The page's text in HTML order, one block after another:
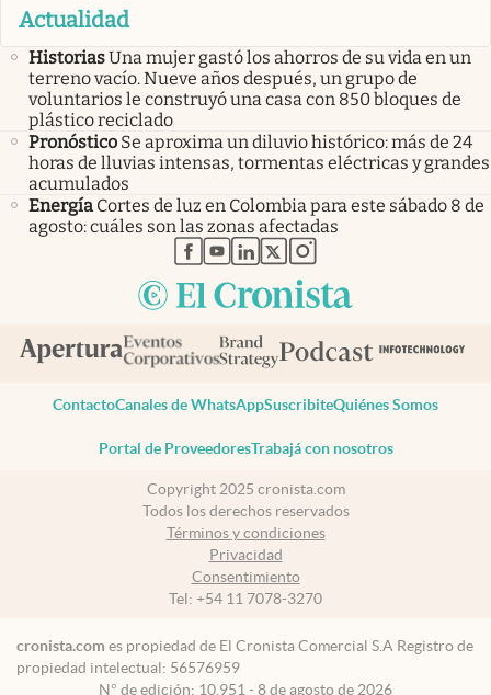
Actualidad
HistoriasUna mujer gastó los ahorros de su vida en un
terreno vacío. Nueve años después, un grupo de
voluntarios le construyó una casa con 850 bloques de
plástico reciclado
Pronóstico Se aproxima un diluvio histórico: más de 24
horas de lluvias intensas, tormentas eléctricas y grandes
acumulados
Energía Cortes de luz en Colombia para este sábado 8 de
agosto: cuáles son las zonas afectadas
abre en nueva pestaña
abre en nueva pestaña
abre en nueva pestaña
abre en nueva pestaña
abre en nueva pestaña
ContactoCanales de WhatsAppSuscribiteQuiénes Somos
Portal de ProveedoresTrabajá con nosotros
Copyright 2025 cronista.com
Todos los derechos reservados
Términos y condiciones
Privacidad
Consentimiento
Tel: +54 11 7078-3270
cronista.com es propiedad de El Cronista Comercial S.A Registro de
propiedad intelectual: 56576959
N° de edición: 10.951 - 8 de agosto de 2026